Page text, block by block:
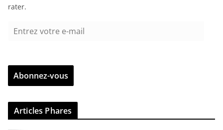
rater.
r
z
v
Abonnez-vous
Articles Phares